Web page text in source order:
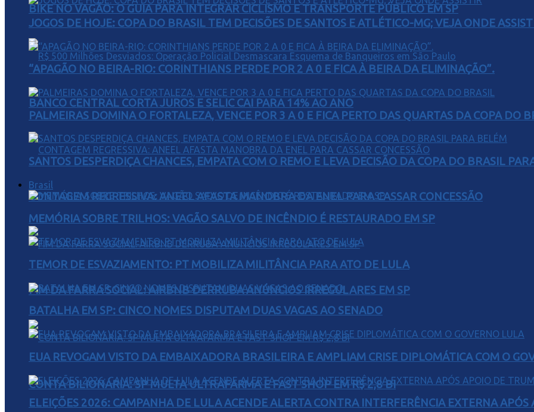
BIKE NO VAGÃO: O GUIA PARA INTEGRAR CICLISMO E TRANSPORTE PÚBLICO EM SP
BANCO CENTRAL CORTA JUROS E SELIC CAI PARA 14% AO ANO
CONTAGEM REGRESSIVA: ANEEL AFASTA MANOBRA DA ENEL PARA CASSAR CONCESSÃO
FIM DA FARRA SOCIAL: AIRBNB DERRUBA ANÚNCIOS IRREGULARES EM SP
CONTA BILIONÁRIA: SP MULTA ULTRAFARMA E FAST SHOP EM R$ 2,8 BI
JOGOS DE HOJE: COPA DO BRASIL TEM DECISÕES DE SANTOS E ATLÉTICO-MG; VEJA ONDE
“APAGÃO NO BEIRA-RIO: CORINTHIANS PERDE POR 2 A 0 E FICA À BEIRA DA ELIMINAÇÃO”.
PALMEIRAS DOMINA O FORTALEZA, VENCE POR 3 A 0 E FICA PERTO DAS QUARTAS DA COPA DO
SANTOS DESPERDIÇA CHANCES, EMPATA COM O REMO E LEVA DECISÃO DA COPA DO BRASIL
Brasil
MEMÓRIA SOBRE TRILHOS: VAGÃO SALVO DE INCÊNDIO É RESTAURADO EM SP
TEMOR DE ESVAZIAMENTO: PT MOBILIZA MILITÂNCIA PARA ATO DE LULA
BATALHA EM SP: CINCO NOMES DISPUTAM DUAS VAGAS AO SENADO
EUA REVOGAM VISTO DA EMBAIXADORA BRASILEIRA E AMPLIAM CRISE DIPLOMÁTICA COM O
ELEIÇÕES 2026: CAMPANHA DE LULA ACENDE ALERTA CONTRA INTERFERÊNCIA EXTERNA